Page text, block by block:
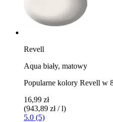
Revell
Aqua biały, matowy
Popularne kolory Revell w
16,99 zł
(943,89 zł / l)
5.0 (5)